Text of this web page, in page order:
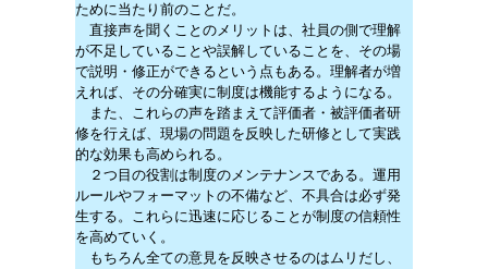
ために当たり前のことだ。
直接声を聞くことのメリットは、社員の側で理解
が不足していることや誤解していることを、その場
で説明・修正ができるという点もある。理解者が増
えれば、その分確実に制度は機能するようになる。
また、これらの声を踏まえて評価者・被評価者研
修を行えば、現場の問題を反映した研修として実践
的な効果も高められる。
２つ目の役割は制度のメンテナンスである。運用
ルールやフォーマットの不備など、不具合は必ず発
生する。これらに迅速に応じることが制度の信頼性
を高めていく。
もちろん全ての意見を反映させるのはムリだし、